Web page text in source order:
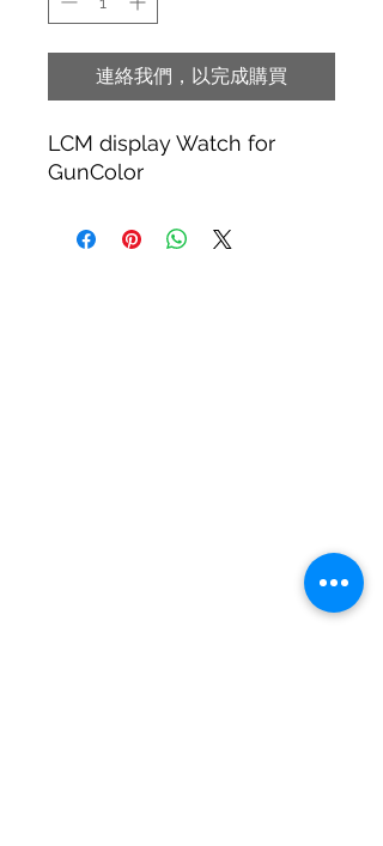
連絡我們，以完成購買
LCM display Watch for
GunColor